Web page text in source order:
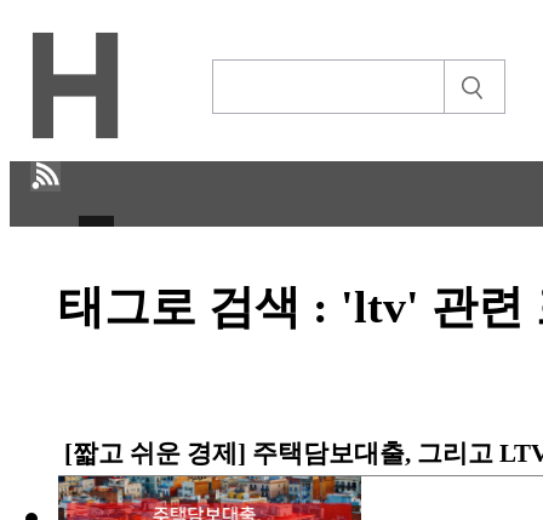
CULTURE
STORY
ABOUT
태그로 검색 : 'ltv' 관련
[짧고 쉬운 경제] 주택담보대출, 그리고